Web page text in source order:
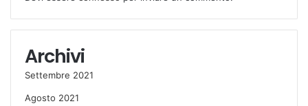
Archivi
Settembre 2021
Agosto 2021